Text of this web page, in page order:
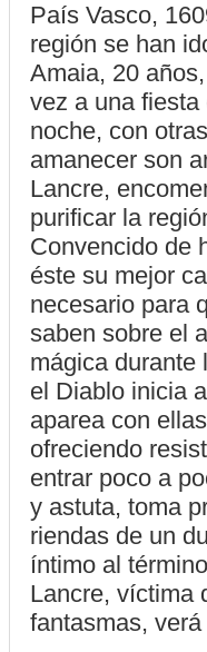
País Vasco,
región se han
Amaia, 20
vez a una
noche, con
amanecer son
Lancre,
purificar la
Convencido de
éste su mejor
necesario para
saben sobre el
mágica durante
el Diablo inicia
aparea con
ofreciendo
entrar poco a
y astuta, toma
riendas de un
íntimo al
Lancre, víctima
fantasmas,